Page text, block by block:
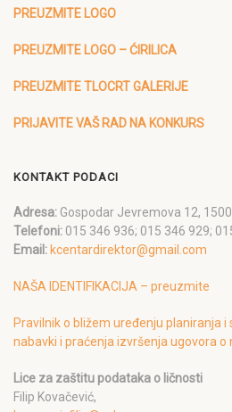
PREUZMITE LOGO
PREUZMITE LOGO – ĆIRILICA
PREUZMITE TLOCRT GALERIJE
PRIJAVITE VAŠ RAD NA KONKURS
KONTAKT PODACI
Adresa: Gospodar Jevremova 12,
Telefoni: 015 346 936; 015 346 929;
Email: kcentardirektor@gmail.com
NAŠA IDENTIFIKACIJA – preuzmite
Pravilnik o bližem uređenju planiranja
nabavki i praćenja izvršenja ugovora o
Lice za zaštitu podataka o ličnosti
Filip Kovačević,